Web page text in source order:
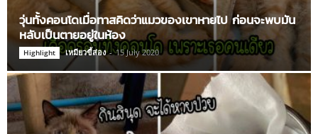
วุ่นทั้งคอนโดเมื่อทาสคิดว่าแมวของเขาหายไป ก่อนจะพบมัน
หลับเป็นตายอยู่ในห้อง
Highlight เหมียวขี้ส่อง - 15 July 2020